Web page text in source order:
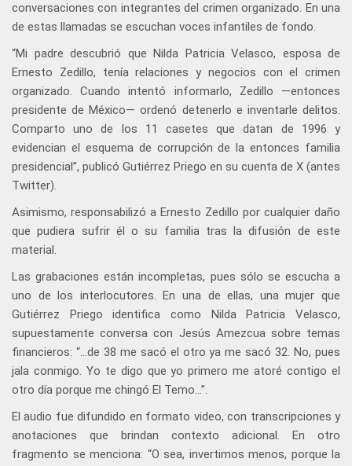
conversaciones con integrantes del crimen organizado. En una
de estas llamadas se escuchan voces infantiles de fondo.
“Mi padre descubrió que Nilda Patricia Velasco, esposa de
Ernesto Zedillo, tenía relaciones y negocios con el crimen
organizado. Cuando intentó informarlo, Zedillo —entonces
presidente de México— ordenó detenerlo e inventarle delitos.
Comparto uno de los 11 casetes que datan de 1996 y
evidencian el esquema de corrupción de la entonces familia
presidencial”, publicó Gutiérrez Priego en su cuenta de X (antes
Twitter).
Asimismo, responsabilizó a Ernesto Zedillo por cualquier daño
que pudiera sufrir él o su familia tras la difusión de este
material.
Las grabaciones están incompletas, pues sólo se escucha a
uno de los interlocutores. En una de ellas, una mujer que
Gutiérrez Priego identifica como Nilda Patricia Velasco,
supuestamente conversa con Jesús Amezcua sobre temas
financieros: “...de 38 me sacó el otro ya me sacó 32. No, pues
jala conmigo. Yo te digo que yo primero me atoré contigo el
otro día porque me chingó El Temo...”.
El audio fue difundido en formato video, con transcripciones y
anotaciones que brindan contexto adicional. En otro
fragmento se menciona: “O sea, invertimos menos, porque la